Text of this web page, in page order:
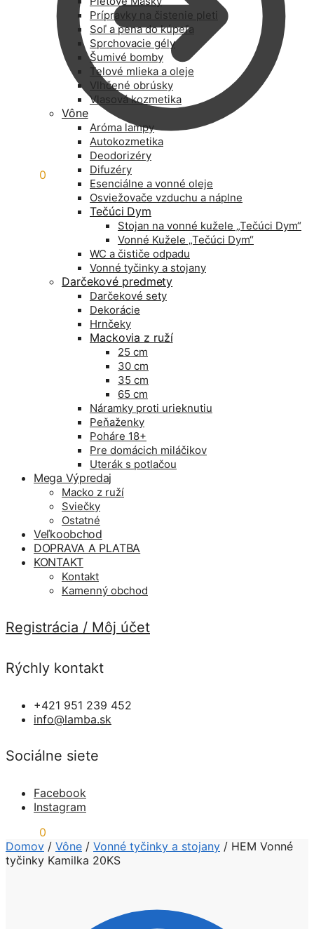
0
Prípravky na čistenie pleti
Soľ a pena do kúpeľa
Sprchovacie gély
Šumivé bomby
Telové mlieka a oleje
Vlhčené obrúsky
Vlasová kozmetika
Vône
Aróma lampy
Autokozmetika
Deodorizéry
Difuzéry
Esenciálne a vonné oleje
Osviežovače vzduchu a náplne
Tečúci Dym
Stojan na vonné kužele „Tečúci Dym“
Vonné Kužele „Tečúci Dym“
WC a čističe odpadu
Vonné tyčinky a stojany
Darčekové predmety
Darčekové sety
Dekorácie
Hrnčeky
Mackovia z ruží
25 cm
30 cm
35 cm
65 cm
Náramky proti urieknutiu
Peňaženky
Poháre 18+
Pre domácich miláčikov
Uterák s potlačou
Mega Výpredaj
Macko z ruží
Sviečky
Ostatné
Veľkoobchod
DOPRAVA A PLATBA
KONTAKT
Kontakt
Kamenný obchod
Registrácia / Môj účet
Rýchly kontakt
+421 951 239 452
info@lamba.sk
Sociálne siete
Facebook
Instagram
0
Domov / Vône / Vonné tyčinky a stojany / HEM Vonné
tyčinky Kamilka 20KS